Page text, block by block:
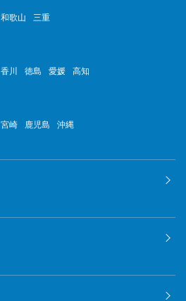
和歌山 三重
香川 徳島 愛媛 高知
宮崎 鹿児島 沖縄